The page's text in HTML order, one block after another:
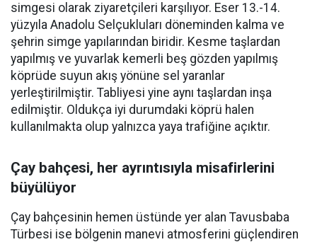
simgesi olarak ziyaretçileri karşılıyor. Eser 13.-14.
yüzyıla Anadolu Selçukluları döneminden kalma ve
şehrin simge yapılarından biridir. Kesme taşlardan
yapılmış ve yuvarlak kemerli beş gözden yapılmış
köprüde suyun akış yönüne sel yaranlar
yerleştirilmiştir. Tabliyesi yine aynı taşlardan inşa
edilmiştir. Oldukça iyi durumdaki köprü halen
kullanılmakta olup yalnızca yaya trafiğine açıktır.
Çay bahçesi, her ayrıntısıyla misafirlerini
büyülüyor
Çay bahçesinin hemen üstünde yer alan Tavusbaba
Türbesi ise bölgenin manevi atmosferini güçlendiren